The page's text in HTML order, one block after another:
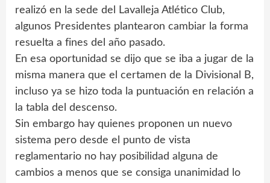
realizó en la sede del Lavalleja Atlético Club,
algunos Presidentes plantearon cambiar la forma
resuelta a fines del año pasado.
En esa oportunidad se dijo que se iba a jugar de la
misma manera que el certamen de la Divisional B,
incluso ya se hizo toda la puntuación en relación a
la tabla del descenso.
Sin embargo hay quienes proponen un nuevo
sistema pero desde el punto de vista
reglamentario no hay posibilidad alguna de
cambios a menos que se consiga unanimidad lo